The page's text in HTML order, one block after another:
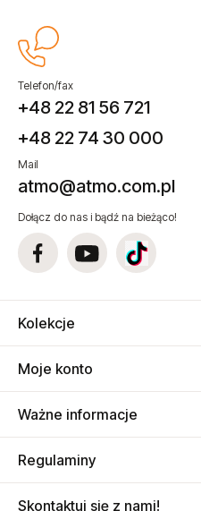
Telefon/fax
+48 22 81 56 721
+48 22 74 30 000
Mail
atmo@atmo.com.pl
Dołącz do nas i bądź na bieżąco!
Kolekcje
Moje konto
Ważne informacje
Regulaminy
Skontaktuj się z nami!